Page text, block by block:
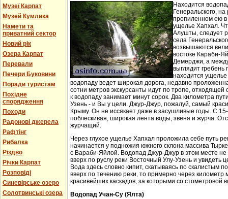
Музеї Карпат
Музей Кумлика
Намети та
приватний сектор
Новий рік
Озера Карпат
Перевали
Печери Буковини
Поради туристам
Похідне
спорядження
Походи
Радонові джерела
Рафтінг
Рибалка
Різдво
Річки Карпат
Розповіді
Синевірське озеро
Солотвинські озера
Находится
Генеральского,
пропиленном ею в
ущелье Хапхал.
Алушты, следует
села
возвышаются
востоке Караби-
Демерджи, а
выглядит гребень
находится
водопаду ведет широкая дорога, недавно
сотни метров экскурсанты идут по тропе, отходящей
к водопаду занимает минут сорок. Два километра
Узень - и Вы у цели. Джур-Джур, пожалуй, самый
Крыму. Он не иссякает даже в засушливые годы. С
поблескивая, широкая лента воды, звеня и журча.
журчащий.
Через глухое ущелье Хапхал проложила себе путь
начинается у подножия южного склона массива
с Вараби-Яйлой. Водопад Джур-Джур в этом месте
вверх по руслу реки Восточный Улу-Узень и увидеть
Вода здесь словно кипит, скатываясь по скалистым
вверх по течению реки, то примерно через километр
красивейших каскадов, за которыми со стометровой
Водопад Учан-Су (Ялта)